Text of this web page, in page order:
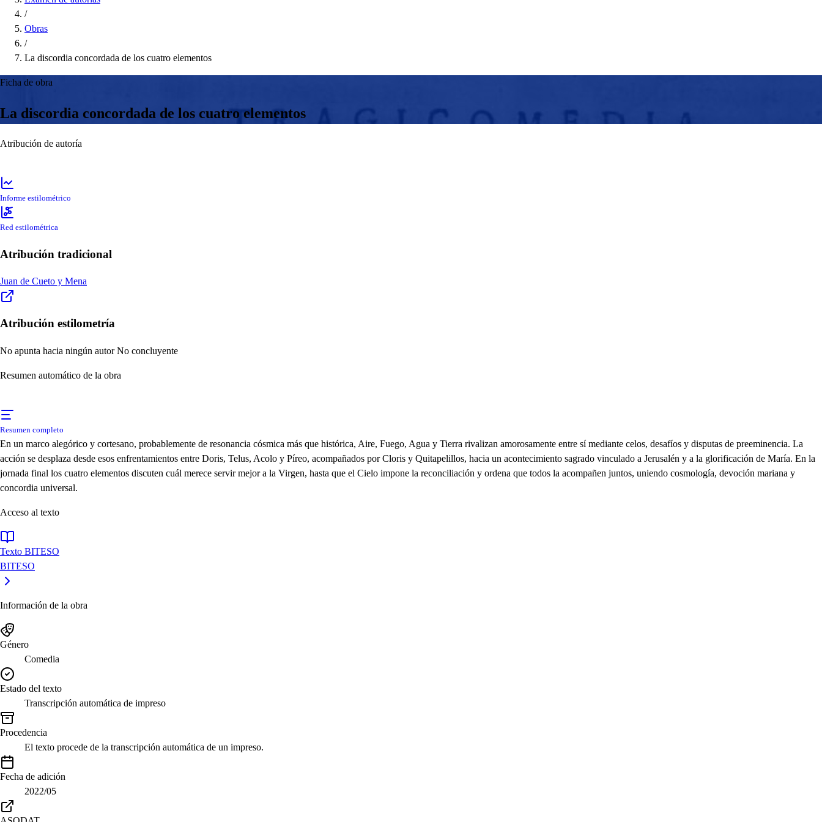
/
Obras
/
La discordia concordada de los cuatro elementos
Ficha de obra
La discordia concordada de los cuatro elementos
Atribución de autoría
Informe estilométrico
Red estilométrica
Atribución tradicional
Juan de Cueto y Mena
Atribución estilometría
No apunta hacia ningún autor No concluyente
Resumen automático de la obra
Resumen completo
En un marco alegórico y cortesano, probablemente de resonancia cósmica más que histórica, Aire, Fuego, Agua y Tierra rivalizan amorosamente entre sí mediante celos, desafíos y disputas de preeminencia. La
acción se desplaza desde esos enfrentamientos entre Doris, Telus, Acolo y Píreo, acompañados por Cloris y Quitapelillos, hacia un acontecimiento sagrado vinculado a Jerusalén y a la glorificación de María. En la
jornada final los cuatro elementos discuten cuál merece servir mejor a la Virgen, hasta que el Cielo impone la reconciliación y ordena que todos la acompañen juntos, uniendo cosmología, devoción mariana y
concordia universal.
Acceso al texto
Texto BITESO
BITESO
Información de la obra
Género
Comedia
Estado del texto
Transcripción automática de impreso
Procedencia
El texto procede de la transcripción automática de un impreso.
Fecha de adición
2022/05